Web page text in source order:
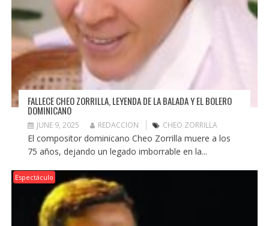
FALLECE CHEO ZORRILLA, LEYENDA DE LA BALADA Y EL BOLERO
DOMINICANO
JUNE 9, 2025 REDACCION CHEO ZORRILLA
El compositor dominicano Cheo Zorrilla muere a los
75 años, dejando un legado imborrable en la...
Espectáculo